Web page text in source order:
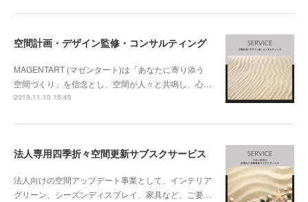
空間計画・デザイン監修・コンサルティング
MAGENTART (マゼンタート)は「あなたに寄り添う
空間づくり」を信念とし、空間が人々と共鳴し、心…
2019.11.10 15:45
法人専用四季折々空間更新サブスクサービス
法人向けの空間アップデート事業として、インテリア
グリーン、シーズンディスプレイ、家具など、ご要…